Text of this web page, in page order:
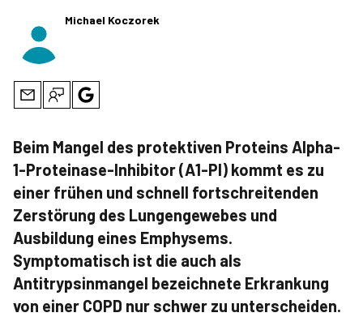
Michael Koczorek
Beim Mangel des protektiven Proteins Alpha-
1-Proteinase-Inhibitor (A1-PI) kommt es zu
einer frühen und schnell fortschreitenden
Zerstörung des Lungengewebes und
Ausbildung eines Emphysems.
Symptomatisch ist die auch als
Antitrypsinmangel bezeichnete Erkrankung
von einer COPD nur schwer zu unterscheiden.